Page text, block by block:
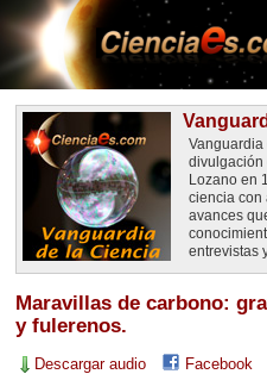
Vanguardia
divulgación
Lozano en
ciencia con
avances
entrevistas
Maravillas de carbono:
y fulerenos.
Descargar audio Facebook